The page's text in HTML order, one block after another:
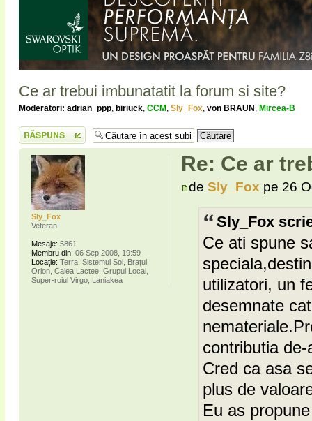
Ce ar trebui imbunatatit la forum si site?
Moderatori: adrian_ppp, biriuck, CCM , Sly_Fox, von BRAUN , Mircea-B
Scrie un răspuns
Re: Ce ar
deSly_Fox pe 26
Sly_Fox
Ce ati spune
utilizatori, un
desemnate
contributia
Cred ca asa
plus de
Eu as
Sly_Fox
Veteran
Mesaje: 5861
Membru din: 06 Sep 2008, 19:59
Locaţie: Terra, Sistemul Sol, Brațul
Orion, Calea Lactee, Grupul Local,
Super-roiul Virgo, Laniakea